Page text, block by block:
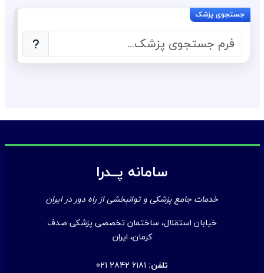
سامانه پــدرا
خدمات جامع پزشکی و توانبخشی از راه دور در ایران
خیابان استقلال، ساختمان تخصصی پزشکی صدف
کرمان، ایران
تلفن: 021 2842 6181